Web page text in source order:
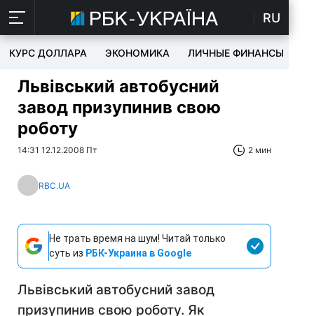
RU
КУРС ДОЛЛАРА ЭКОНОМИКА ЛИЧНЫЕ ФИНАНСЫ
Львівський автобусний
завод призупинив свою
роботу
14:31 12.12.2008 Пт 2 мин
RBC.UA
Не трать время на шум! Читай только
суть из РБК-Украина в Google
Львівський автобусний завод
призупинив свою роботу. Як